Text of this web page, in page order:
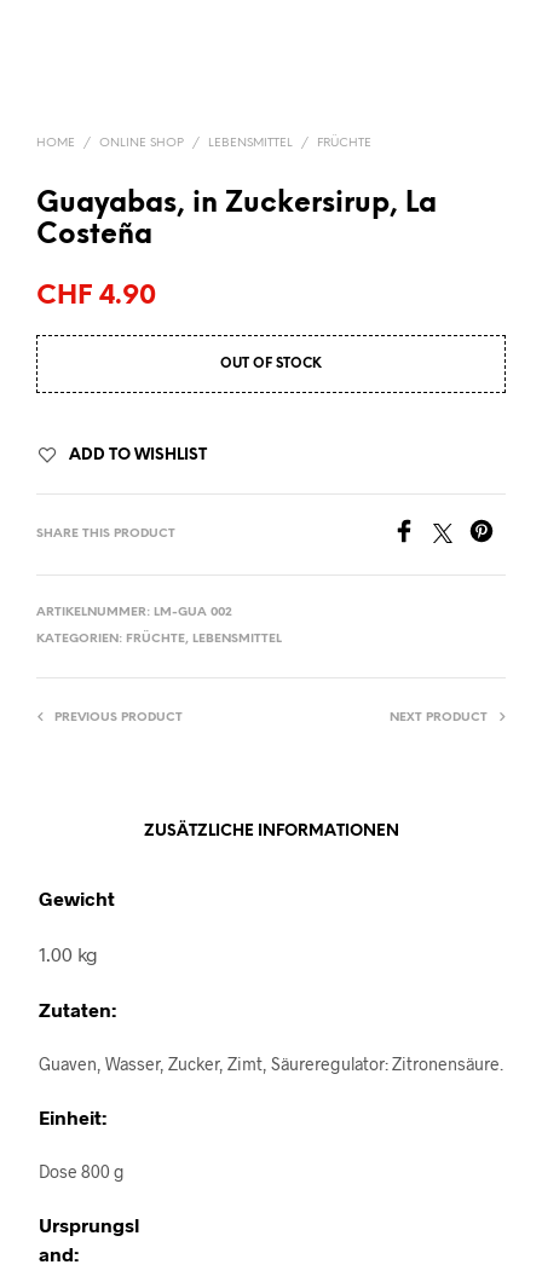
HOME / ONLINE SHOP / LEBENSMITTEL / FRÜCHTE
Guayabas, in Zuckersirup, La
Costeña
CHF 4.90
OUT OF STOCK
ADD TO WISHLIST
SHARE THIS PRODUCT
ARTIKELNUMMER: LM-GUA 002
KATEGORIEN: FRÜCHTE, LEBENSMITTEL
PREVIOUS PRODUCT NEXT PRODUCT
ZUSÄTZLICHE INFORMATIONEN
Gewicht
1.00 kg
Zutaten:
Guaven, Wasser, Zucker, Zimt, Säureregulator: Zitronensäure.
Einheit:
Dose 800 g
Ursprungsl
and: